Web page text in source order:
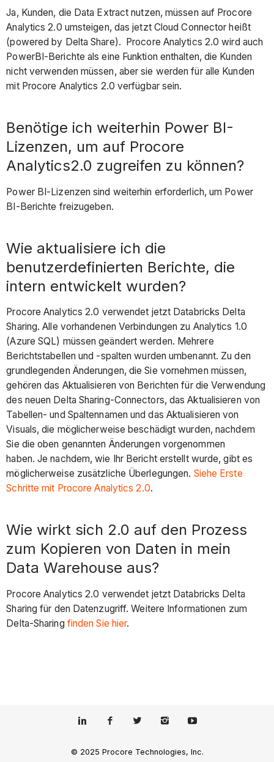
Ja, Kunden, die Data Extract nutzen, müssen auf Procore
Analytics 2.0 umsteigen, das jetzt Cloud Connector heißt
(powered by Delta Share). Procore Analytics 2.0 wird auch
PowerBI-Berichte als eine Funktion enthalten, die Kunden
nicht verwenden müssen, aber sie werden für alle Kunden
mit Procore Analytics 2.0 verfügbar sein.
Benötige ich weiterhin Power BI-
Lizenzen, um auf Procore
Analytics2.0 zugreifen zu können?
Power BI-Lizenzen sind weiterhin erforderlich, um Power
BI-Berichte freizugeben.
Wie aktualisiere ich die
benutzerdefinierten Berichte, die
intern entwickelt wurden?
Procore Analytics 2.0 verwendet jetzt Databricks Delta
Sharing. Alle vorhandenen Verbindungen zu Analytics 1.0
(Azure SQL) müssen geändert werden. Mehrere
Berichtstabellen und -spalten wurden umbenannt. Zu den
grundlegenden Änderungen, die Sie vornehmen müssen,
gehören das Aktualisieren von Berichten für die Verwendung
des neuen Delta Sharing-Connectors, das Aktualisieren von
Tabellen- und Spaltennamen und das Aktualisieren von
Visuals, die möglicherweise beschädigt wurden, nachdem
Sie die oben genannten Änderungen vorgenommen
haben. Je nachdem, wie Ihr Bericht erstellt wurde, gibt es
möglicherweise zusätzliche Überlegungen. Siehe Erste
Schritte mit Procore Analytics 2.0.
Wie wirkt sich 2.0 auf den Prozess
zum Kopieren von Daten in mein
Data Warehouse aus?
Procore Analytics 2.0 verwendet jetzt Databricks Delta
Sharing für den Datenzugriff. Weitere Informationen zum
Delta-Sharing finden Sie hier.
© 2025 Procore Technologies, Inc.